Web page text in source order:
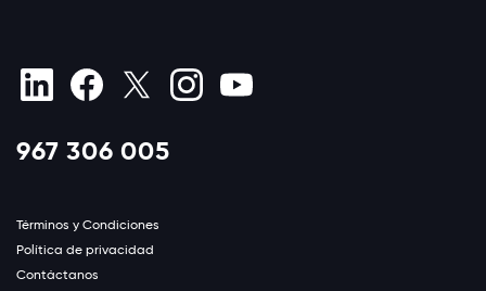
967 306 005
Términos y Condiciones
Política de privacidad
Contáctanos